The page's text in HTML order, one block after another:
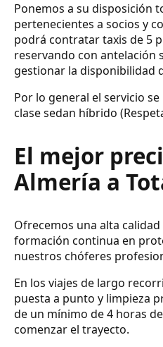
Ponemos a su disposición
pertenecientes a socios y
podrá contratar taxis de 5
reservando con antelación
gestionar la disponibilidad
Por lo general el servicio
clase sedan híbrido
El mejor
Almería a
Ofrecemos una alta
formación continua en
nuestros chóferes
En los viajes de largo
puesta a punto y limpieza
de un mínimo de 4 horas
comenzar el trayecto.